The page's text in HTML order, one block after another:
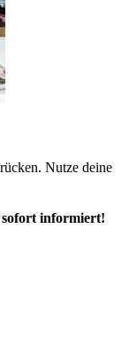
Nutze deine
sofort informiert!